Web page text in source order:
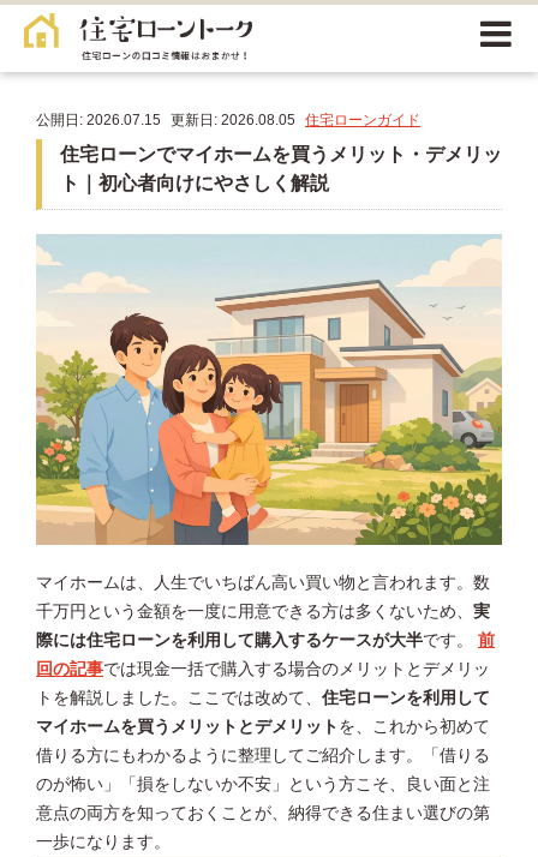
公開日: 2026.07.15 更新日: 2026.08.05 住宅ローンガイド
住宅ローンでマイホームを買うメリット・デメリッ
ト｜初心者向けにやさしく解説
マイホームは、人生でいちばん高い買い物と言われます。数
千万円という金額を一度に用意できる方は多くないため、 実
際には住宅ローンを利用して購入するケースが大半です。 前
回の記事では現金一括で購入する場合のメリットとデメリッ
トを解説しました。ここでは改めて、 住宅ローンを利用して
マイホームを買うメリットとデメリット を、これから初めて
借りる方にもわかるように整理してご紹介します。「借りる
のが怖い」「損をしないか不安」という方こそ、良い面と注
意点の両方を知っておくことが、納得できる住まい選びの第
一歩になります。